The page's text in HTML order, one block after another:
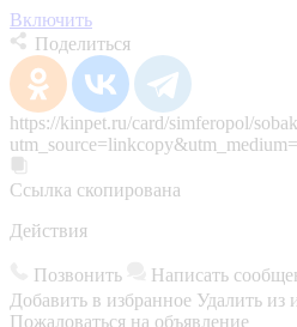
Включить
Поделиться
https://kinpet.ru/card/simferopol/
Ссылка скопирована
Действия
Позвонить Написать
Добавить в избранное Удалить из
Пожаловаться на объявление